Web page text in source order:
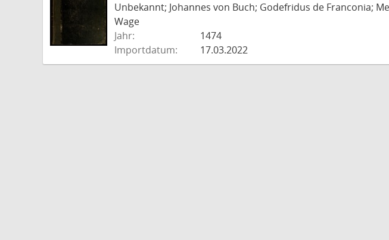
Unbekannt; Johannes von Buch; Godefridus de Franconia;
Wage
Jahr:
1474
Importdatum:
17.03.2022